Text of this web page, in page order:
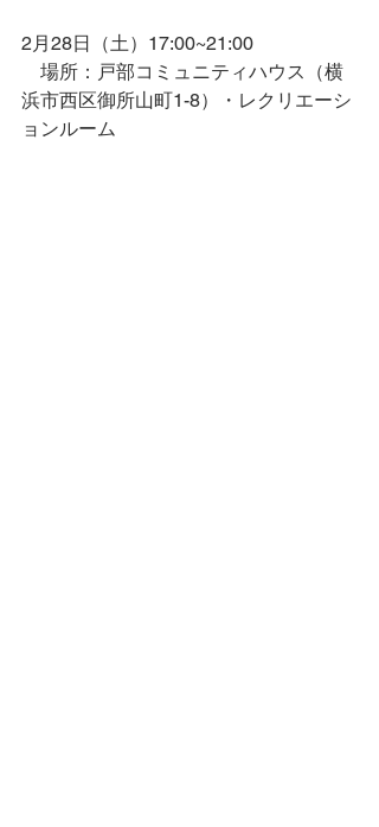
2月28日（土）17:00~21:00
場所：戸部コミュニティハウス（横
浜市西区御所山町1-8）・レクリエーシ
ョンルーム